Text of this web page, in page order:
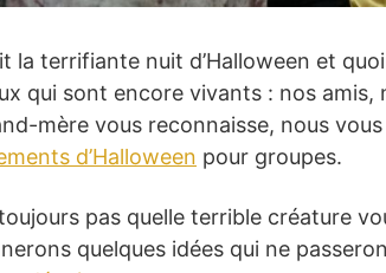
la terrifiante nuit d’Halloween et
qui sont encore vivants : nos amis,
mère vous reconnaisse, nous
d’Halloween pour groupes.
pas quelle terrible créature
quelques idées qui ne